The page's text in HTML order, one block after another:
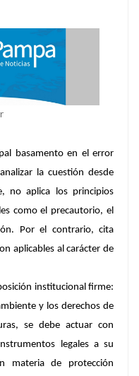
basamento en el error
la cuestión desde
no aplica los principios
como el precautorio, el
Por el contrario, cita
aplicables al carácter de
institucional firme:
y los derechos de
se debe actuar con
legales a su
materia de protección